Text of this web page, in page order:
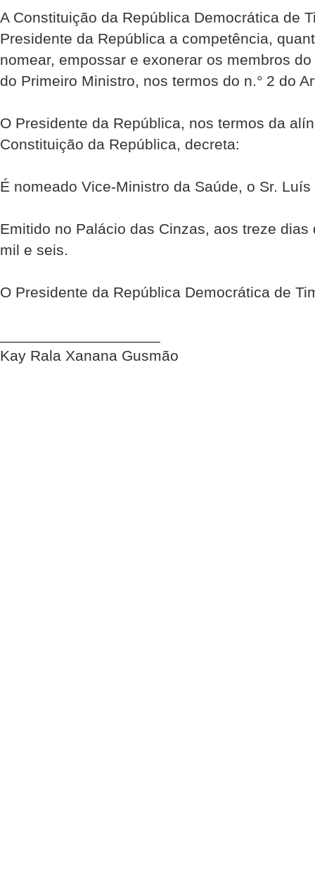
A Constituição da República Democrática de
Presidente da República a competência,
nomear, empossar e exonerar os membros
do Primeiro Ministro, nos termos do n.° 2 do
O Presidente da República, nos termos da
Constituição da República, decreta:
É nomeado Vice-Ministro da Saúde, o Sr. Luís
Emitido no Palácio das Cinzas, aos treze
mil e seis.
O Presidente da República Democrática de
Kay Rala Xanana Gusmão